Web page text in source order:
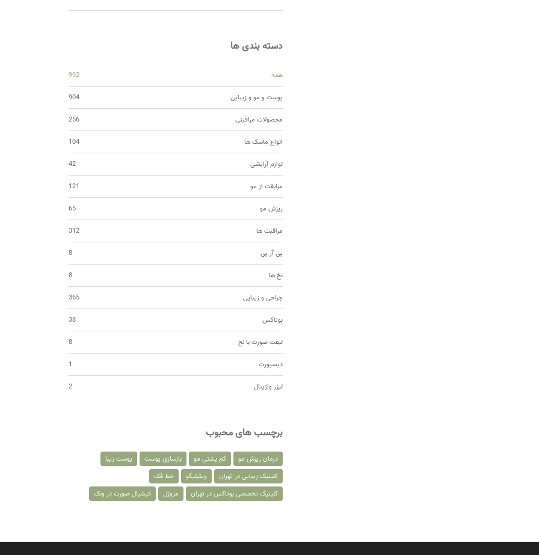
دسته بندی ها
همه 992
پوست و مو و زیبایی 904
محصولات مراقبتی 256
انواع ماسک ها 104
لوازم آرایشی 42
مرابقت از مو 121
ریزش مو 65
مراقبت ها 312
پی آر پی 8
نخ ها 8
جراحی و زیبایی 365
بوتاکس 38
لیفت صورت با نخ 8
دیسپورت 1
لیزر واژینال 2
برچسب های محبوب
درمان ریزش مو کم پشتی مو بازسازی پوست
پوست زیبا
کلینیک زیبایی در تهران
ویتیلیگو
خط فک
کلینیک تخصصی بوتاکس در تهران
مزوژل فیشیال صورت در ونک